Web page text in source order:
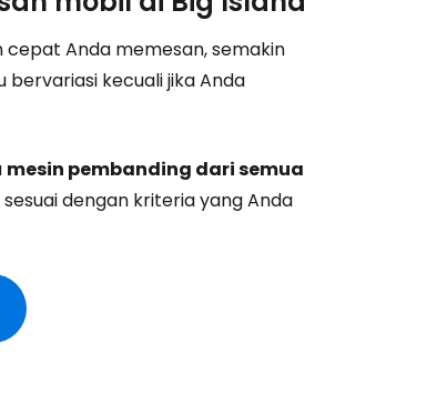
Anda memesan, semakin
bervariasi kecuali jika Anda
mesin pembanding dari semua
dengan kriteria yang Anda